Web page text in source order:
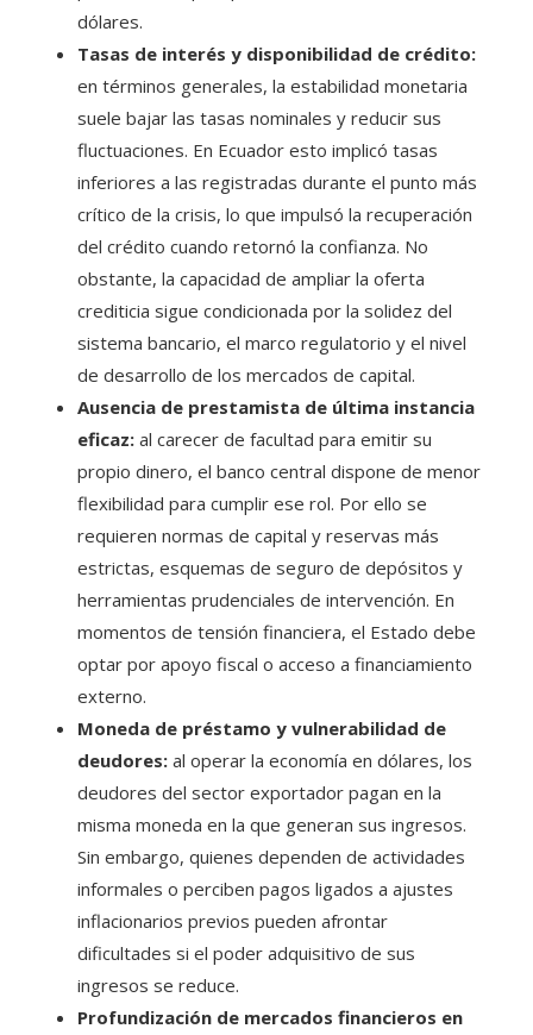
dólares.
Tasas de interés y disponibilidad de crédito:
en términos generales, la estabilidad monetaria
suele bajar las tasas nominales y reducir sus
fluctuaciones. En Ecuador esto implicó tasas
inferiores a las registradas durante el punto más
crítico de la crisis, lo que impulsó la recuperación
del crédito cuando retornó la confianza. No
obstante, la capacidad de ampliar la oferta
crediticia sigue condicionada por la solidez del
sistema bancario, el marco regulatorio y el nivel
de desarrollo de los mercados de capital.
Ausencia de prestamista de última instancia
eficaz: al carecer de facultad para emitir su
propio dinero, el banco central dispone de menor
flexibilidad para cumplir ese rol. Por ello se
requieren normas de capital y reservas más
estrictas, esquemas de seguro de depósitos y
herramientas prudenciales de intervención. En
momentos de tensión financiera, el Estado debe
optar por apoyo fiscal o acceso a financiamiento
externo.
Moneda de préstamo y vulnerabilidad de
deudores: al operar la economía en dólares, los
deudores del sector exportador pagan en la
misma moneda en la que generan sus ingresos.
Sin embargo, quienes dependen de actividades
informales o perciben pagos ligados a ajustes
inflacionarios previos pueden afrontar
dificultades si el poder adquisitivo de sus
ingresos se reduce.
Profundización de mercados financieros en